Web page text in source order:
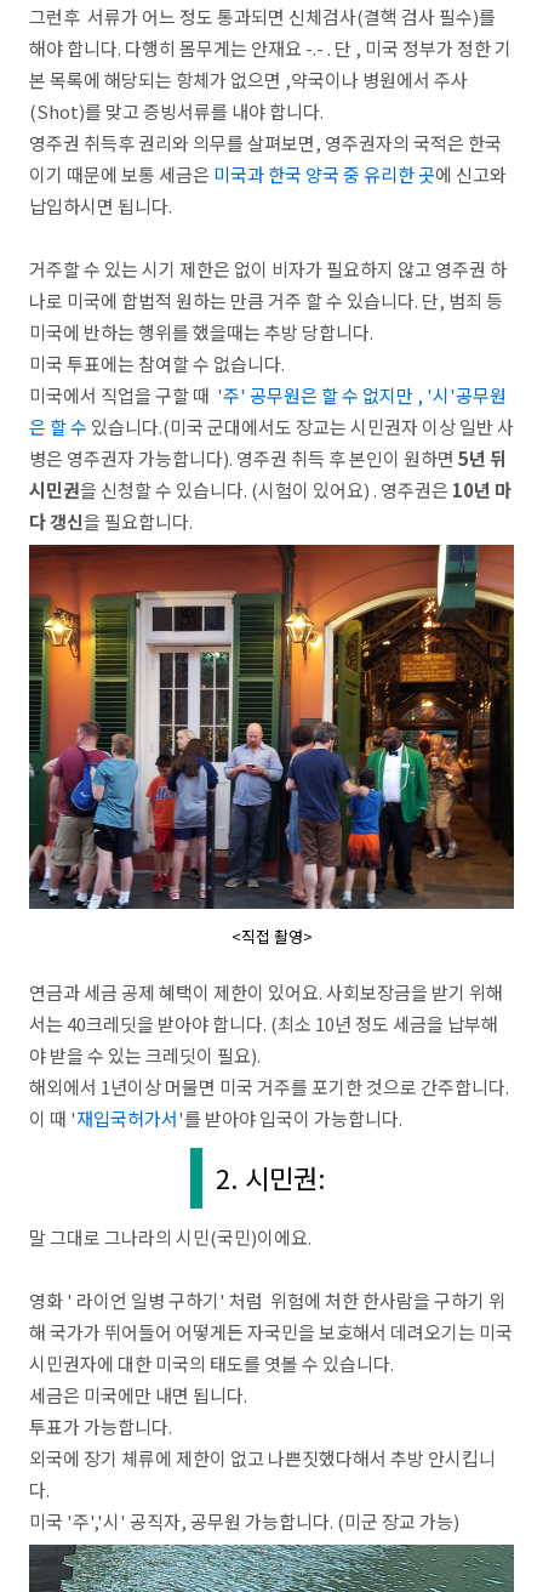
그런후 서류가 어느 정도 통과되면 신체검사(결핵 검사 필수)를
해야 합니다. 다행히 몸무게는 안재요 -.- . 단 , 미국 정부가 정한 기
본 목록에 해당되는 항체가 없으면 ,약국이나 병원에서 주사
(Shot)를 맞고 증빙서류를 내야 합니다.
영주권 취득후 권리와 의무를 살펴보면, 영주권자의 국적은 한국
이기 때문에 보통 세금은 미국과 한국 양국 중 유리한 곳에 신고와
납입하시면 됩니다.
거주할 수 있는 시기 제한은 없이 비자가 필요하지 않고 영주권 하
나로 미국에 합법적 원하는 만큼 거주 할 수 있습니다. 단, 범죄 등
미국에 반하는 행위를 했을때는 추방 당합니다.
미국 투표에는 참여할 수 없습니다.
미국에서 직업을 구할 때 '주' 공무원은 할 수 없지만 , '시'공무원
은 할 수 있습니다.(미국 군대에서도 장교는 시민권자 이상 일반 사
병은 영주권자 가능합니다). 영주권 취득 후 본인이 원하면 5년 뒤
시민권을 신청할 수 있습니다. (시험이 있어요) . 영주권은 10년 마
다 갱신을 필요합니다.
<직접 촬영>
연금과 세금 공제 혜택이 제한이 있어요. 사회보장금을 받기 위해
서는 40크레딧을 받아야 합니다. (최소 10년 정도 세금을 납부해
야 받을 수 있는 크레딧이 필요).
해외에서 1년이상 머물면 미국 거주를 포기한 것으로 간주합니다.
이 때 '재입국허가서'를 받아야 입국이 가능합니다.
2. 시민권:
말 그대로 그나라의 시민(국민)이에요.
영화 ' 라이언 일병 구하기' 처럼 위험에 처한 한사람을 구하기 위
해 국가가 뛰어들어 어떻게든 자국민을 보호해서 데려오기는 미국
시민권자에 대한 미국의 태도를 엿볼 수 있습니다.
세금은 미국에만 내면 됩니다.
투표가 가능합니다.
외국에 장기 체류에 제한이 없고 나쁜짓했다해서 추방 안시킵니
다.
미국 '주','시' 공직자, 공무원 가능합니다. (미군 장교 가능)